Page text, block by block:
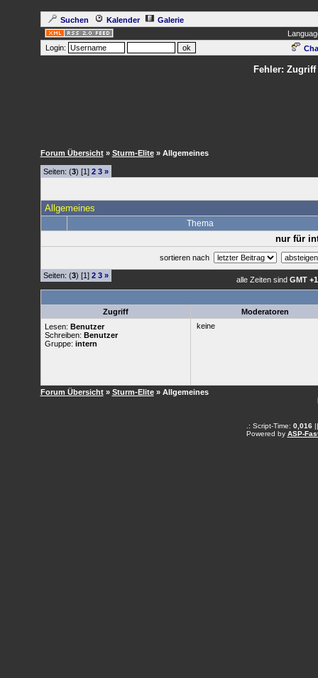
Suchen Kalender
Galerie
Login:
Fehler:
Forum Übersicht » Sturm-Elite » Allgemeines
Seiten: (3) [1] 2 3 »
Allgemeines
Thema
nur für
sortieren nach
Seiten: (3) [1] 2 3 » alle Zeiten sind GMT
Zugriff
Moderatoren
Lesen: Benutzer
Schreiben: Benutzer
Gruppe: intern
keine
Forum Übersicht » Sturm-Elite » Allgemeines
.: Script-Time: 0,016||
Powered by ASP-